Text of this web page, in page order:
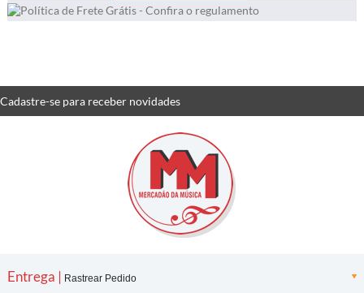
Cadastre-se para receber novidades
Entrega | Rastrear Pedido